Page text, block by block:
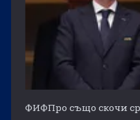
ФИФПро също скочи